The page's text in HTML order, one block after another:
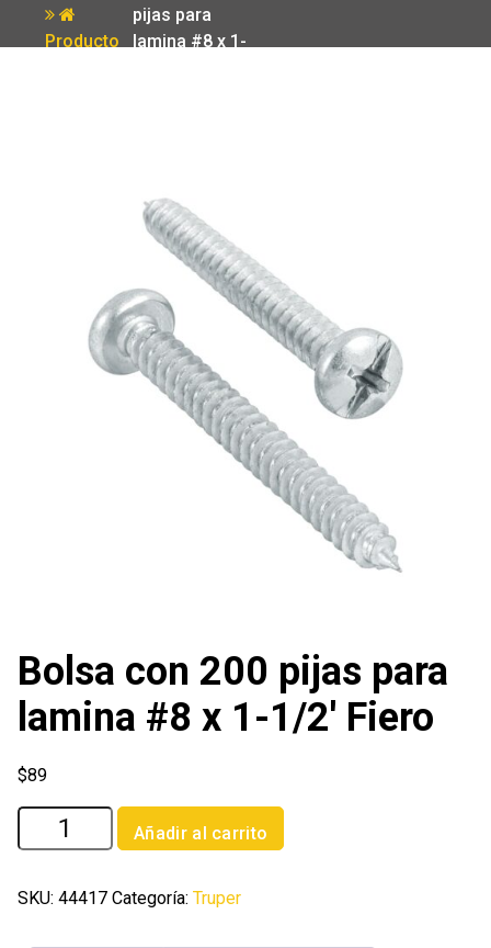
Producto
pijas para
lamina #8 x 1-
Bolsa con 200 pijas para
lamina #8 x 1-1/2′ Fiero
$89
Bolsa
con
pijas
Añadir al carrito
SKU: 44417 Categoría: Truper